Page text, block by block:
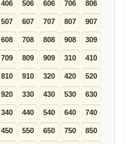
406 506 606 706 806
507 607 707 807 907
608 708 808 908 309
709 809 909 310 410
810 910 320 420 520
920 330 430 530 630
340 440 540 640 740
450 550 650 750 850